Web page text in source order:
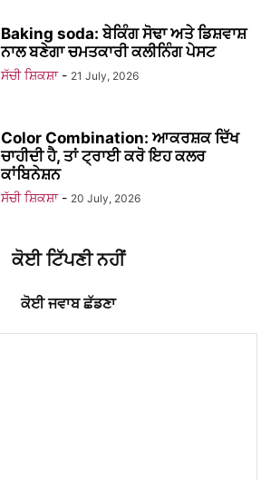
Baking soda: ਬੇਕਿੰਗ ਸੋਢਾ ਅਤੇ ਡਿਸ਼ਵਾਸ਼
ਨਾਲ ਬਣੇਗਾ ਚਮਤਕਾਰੀ ਕਲੀਨਿੰਗ ਪੇਸਟ
ਸੱਚੀ ਸ਼ਿਕਸ਼ਾ - 21 July, 2026
Color Combination: ਆਕਰਸ਼ਕ ਦਿੱਖ
ਚਾਹੀਦੀ ਹੈ, ਤਾਂ ਟ੍ਰਾਈ ਕਰੋ ਇਹ ਕਲਰ
ਕਾਂਬਿਨੇਸ਼ਨ
ਸੱਚੀ ਸ਼ਿਕਸ਼ਾ - 20 July, 2026
ਕੋਈ ਟਿੱਪਣੀ ਨਹੀਂ
ਕੋਈ ਜਵਾਬ ਛੱਡਣਾ